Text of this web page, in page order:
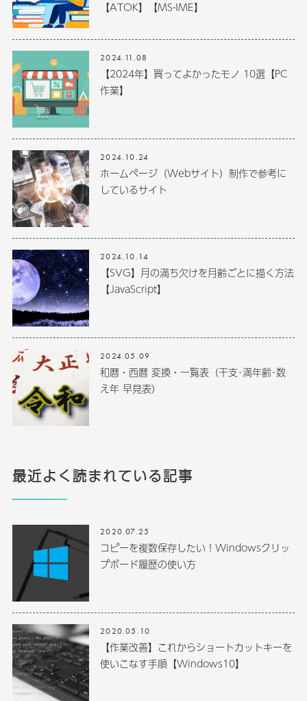
【ATOK】【MS-IME】
2024.11.08
【2024年】買ってよかったモノ 10選【PC
作業】
2024.10.24
ホームページ（Webサイト）制作で参考に
しているサイト
2024.10.14
【SVG】月の満ち欠けを月齢ごとに描く方法
【JavaScript】
2024.05.09
和暦・西暦 変換・一覧表（干支･満年齢･数
え年 早見表）
最近よく読まれている記事
2020.07.25
コピーを複数保存したい！Windowsクリッ
プボード履歴の使い方
2020.05.10
【作業改善】これからショートカットキーを
使いこなす手順【Windows10】